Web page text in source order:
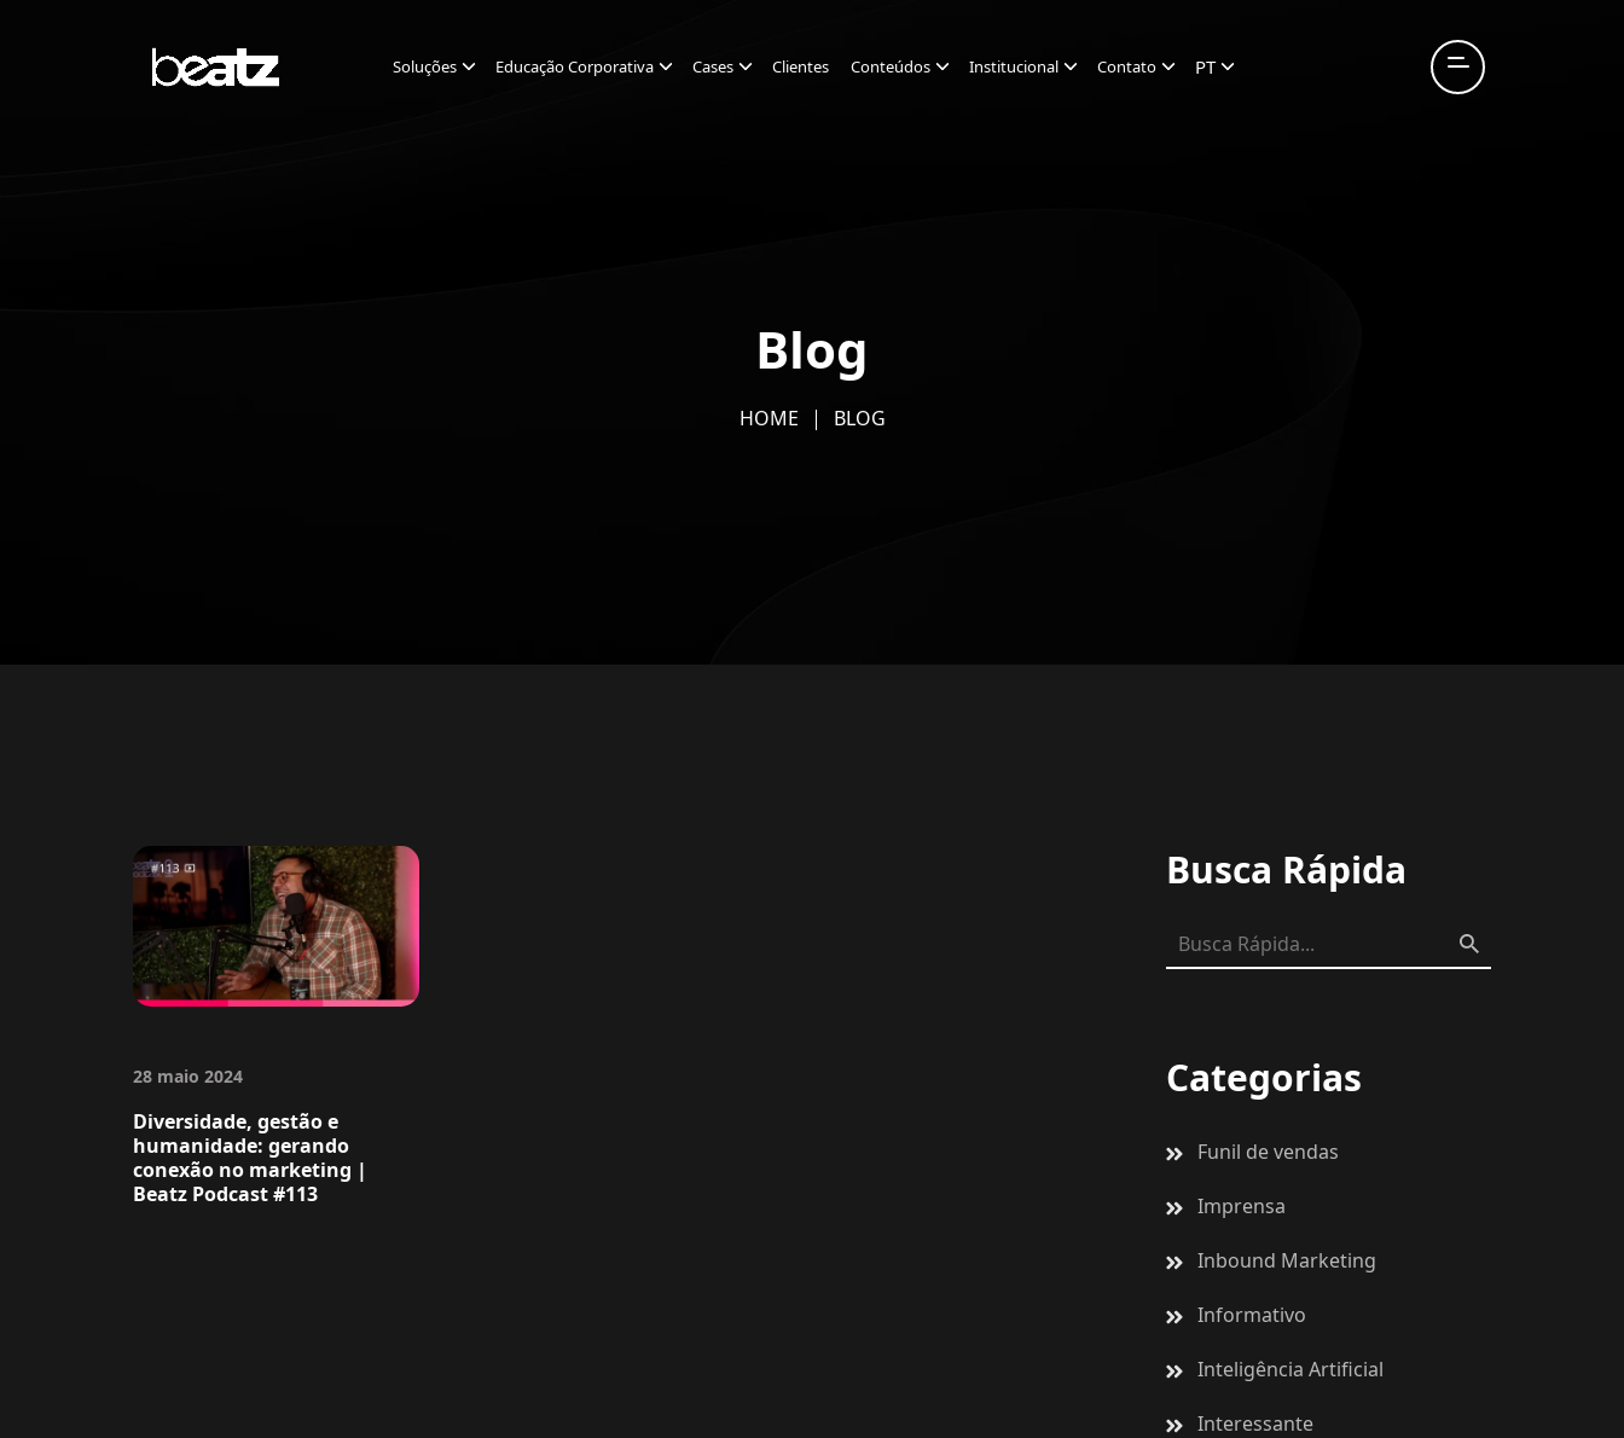
Soluções Educação Corporativa Cases Clientes Conteúdos Institucional Contato PT
Blog
HOME BLOG
28 maio 2024
Diversidade, gestão e
humanidade: gerando
conexão no marketing |
Beatz Podcast #113
Busca Rápida
Categorias
Funil de vendas
Imprensa
Inbound Marketing
Informativo
Inteligência Artificial
Interessante